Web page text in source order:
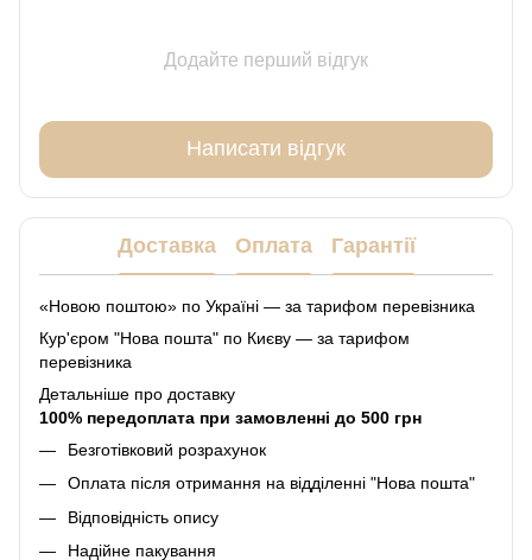
Додайте перший відгук
Написати відгук
Доставка Оплата Гарантії
«Новою поштою» по Україні — за тарифом перевізника
Кур'єром "Нова пошта" по Києву — за тарифом
перевізника
Детальніше про доставку
100% передоплата при замовленні до 500 грн
Безготівковий розрахунок
Оплата після отримання на відділенні "Нова пошта"
Відповідність опису
Надійне пакування